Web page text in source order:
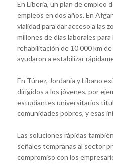
En Liberia, un plan de empleo
empleos en dos años. En
vialidad para dar acceso a las
millones de días laborales
rehabilitación de 10 000 km
ayudaron a estabilizar
En Túnez, Jordania y Líbano
dirigidos a los jóvenes, por
estudiantes universitarios
comunidades pobres, y esas
Las soluciones rápidas
señales tempranas al sector
compromiso con los